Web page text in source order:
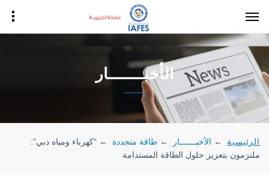
الأخبـــــــار
الرئيسية ← الأخبـــــــار ← طاقة متجددة ← “كهرباء ومياه دبي”:
ملتزمون بتعزيز حلول الطاقة المستدامة